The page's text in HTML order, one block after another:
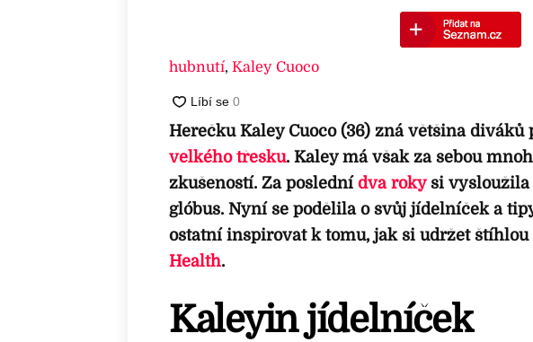
hubnutí, Kaley Cuoco
Herečku Kaley Cuoco (36) zná většina
velkého třesku. Kaley má však za sebou
zkušeností. Za poslední dva rokysi vysloužila
glóbus. Nyní se podělila o svůj jídelníček a
ostatní inspirovat k tomu, jak si udržet štíhlou
Health.
Kaleyin jídelníček